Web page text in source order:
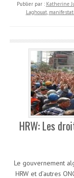
Publier par : Katherine
Laghouat,
HRW: Les
Le gouvernement
HRW et d’autres